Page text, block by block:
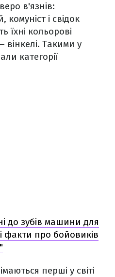
в'язнів:
комуніст і свідок
їхні кольорові
вінкелі. Такими у
категорії
до зубів машини для
факти про бойовиків
перші у світі